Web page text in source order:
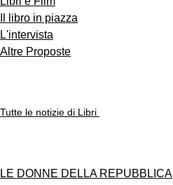
Il libro in piazza
L'intervista
Altre Proposte
Tutte le notizie di Libri
LE DONNE DELLA REPUBBLICA